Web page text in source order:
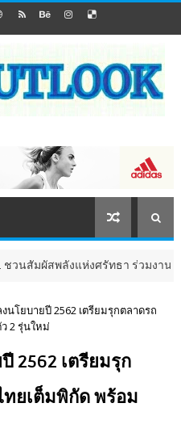
พลังแห่งศรัทธา ร่วมงาน "ห่มผ้าหล
นโยบายปี 2562 เตรียมรุกตลาดรถ
2 รุ่นใหม่
2562 เตรียมรุก
ยเต็มพิกัด พร้อม